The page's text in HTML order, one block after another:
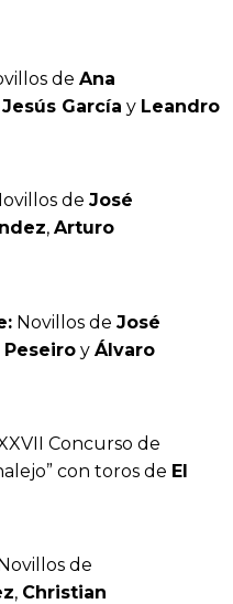
de Ana
Jesús García y Leandro
de José
, Arturo
Novillos de José
y Álvaro
Concurso de
con toros de El
de
, Christian